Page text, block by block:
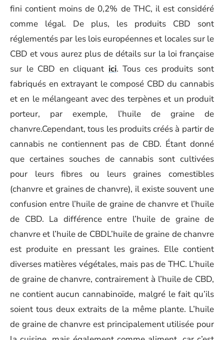
fini contient moins de 0,2% de THC, il est considéré
comme légal. De plus, les produits CBD sont
réglementés par les lois européennes et locales sur le
CBD et vous aurez plus de détails sur la loi française
sur le CBD en cliquant ici. Tous ces produits sont
fabriqués en extrayant le composé CBD du cannabis
et en le mélangeant avec des terpènes et un produit
porteur, par exemple, l’huile de graine de
chanvre.Cependant, tous les produits créés à partir de
cannabis ne contiennent pas de CBD. Étant donné
que certaines souches de cannabis sont cultivées
pour leurs fibres ou leurs graines comestibles
(chanvre et graines de chanvre), il existe souvent une
confusion entre l’huile de graine de chanvre et l’huile
de CBD. La différence entre l’huile de graine de
chanvre et l’huile de CBDL’huile de graine de chanvre
est produite en pressant les graines. Elle contient
diverses matières végétales, mais pas de THC. L’huile
de graine de chanvre, contrairement à l’huile de CBD,
ne contient aucun cannabinoïde, malgré le fait qu’ils
soient tous deux extraits de la même plante. L’huile
de graine de chanvre est principalement utilisée pour